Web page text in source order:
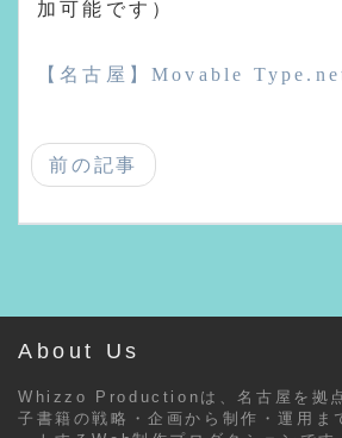
加可能です）
【名古屋】Movable
前の記事
About Us
Whizzo Productionは、名古屋を拠
子書籍の戦略・企画から制作・運用ま